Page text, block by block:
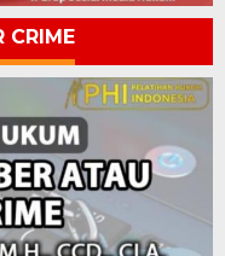
CRIME